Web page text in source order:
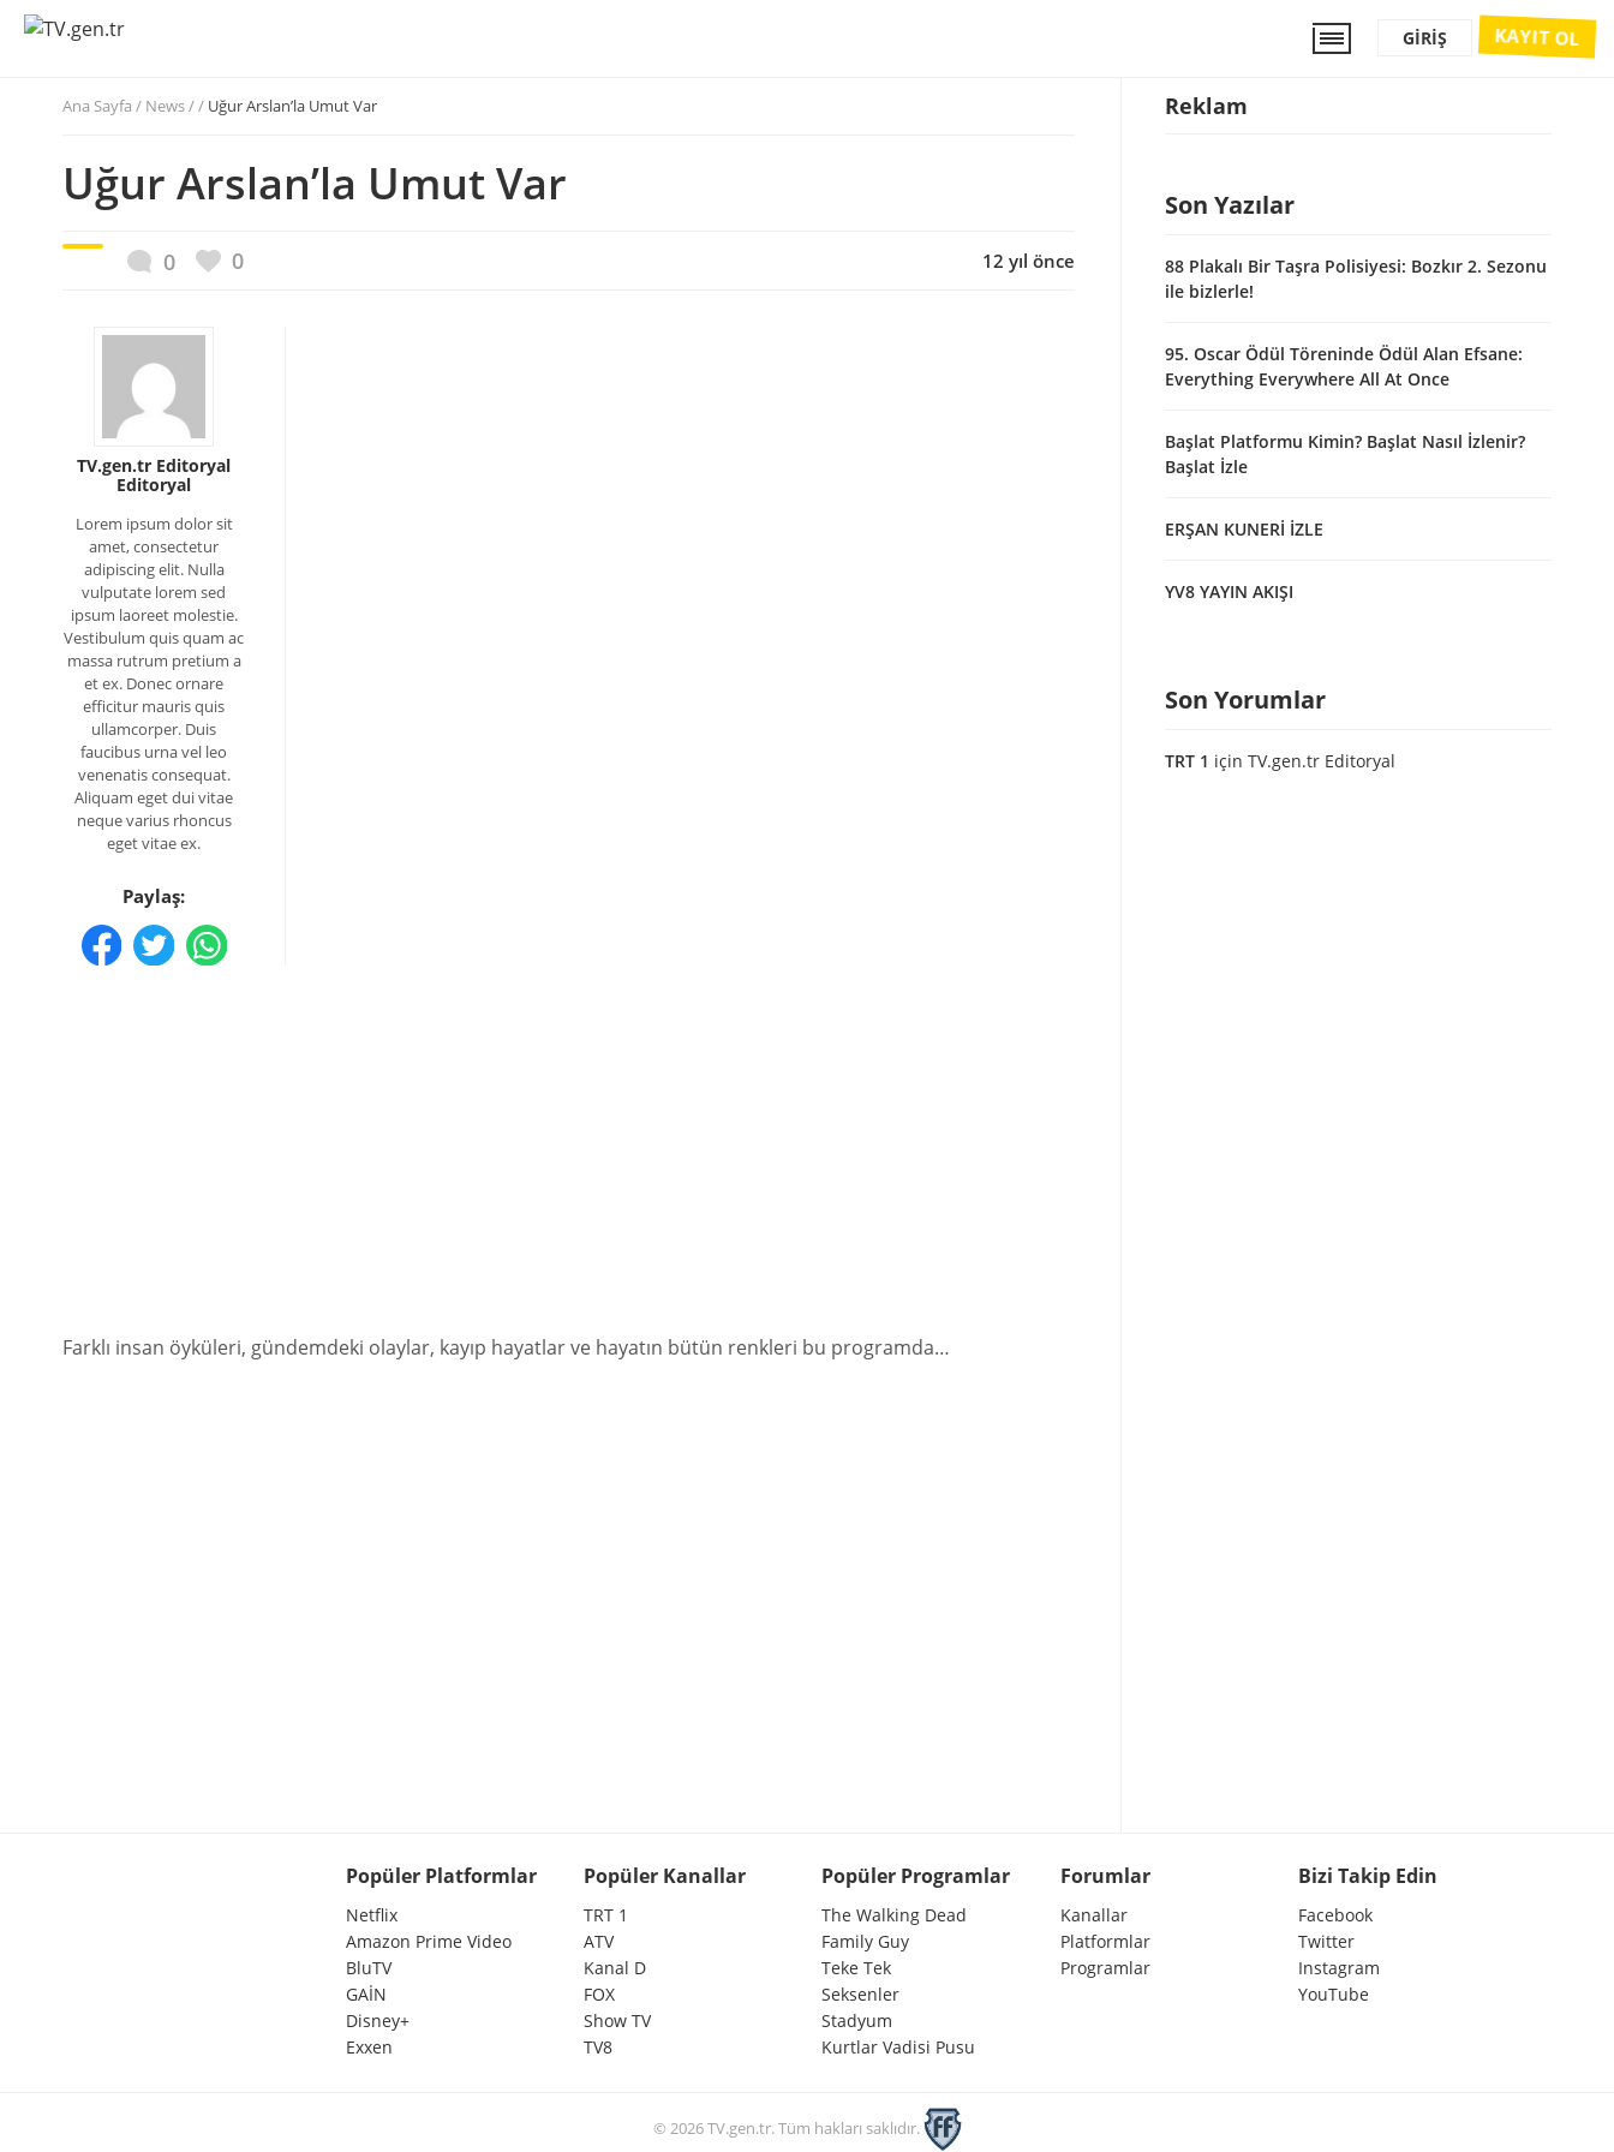
KAYIT OL
GIRIŞ
Ana Sayfa / News / / Uğur Arslan’la Umut Var
Uğur Arslan’la Umut Var
0 0 12 yıl önce
TV.gen.tr Editoryal
Editoryal
Lorem ipsum dolor sit
amet, consectetur
adipiscing elit. Nulla
vulputate lorem sed
ipsum laoreet molestie.
Vestibulum quis quam ac
massa rutrum pretium a
et ex. Donec ornare
efficitur mauris quis
ullamcorper. Duis
faucibus urna vel leo
venenatis consequat.
Aliquam eget dui vitae
neque varius rhoncus
eget vitae ex.
Paylaş:
Farklı insan öyküleri, gündemdeki olaylar, kayıp hayatlar ve hayatın bütün renkleri bu programda…
Reklam
Son Yazılar
88 Plakalı Bir Taşra Polisiyesi: Bozkır 2. Sezonu
ile bizlerle!
95. Oscar Ödül Töreninde Ödül Alan Efsane:
Everything Everywhere All At Once
Başlat Platformu Kimin? Başlat Nasıl İzlenir?
Başlat İzle
ERŞAN KUNERİ İZLE
YV8 YAYIN AKIŞI
Son Yorumlar
TRT 1 için TV.gen.tr Editoryal
Popüler Platformlar
Netflix
Amazon Prime Video
BluTV
GAİN
Disney+
Exxen
Popüler Kanallar
TRT 1
ATV
Kanal D
FOX
Show TV
TV8
Popüler Programlar
The Walking Dead
Family Guy
Teke Tek
Seksenler
Stadyum
Kurtlar Vadisi Pusu
Forumlar
Kanallar
Platformlar
Programlar
Bizi Takip Edin
Facebook
Twitter
Instagram
YouTube
© 2026 TV.gen.tr. Tüm hakları saklıdır.